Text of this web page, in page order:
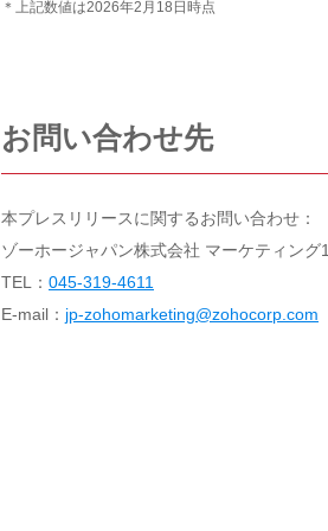
＊上記数値は2026年2月18日時点
お問い合わせ先
本プレスリリースに関するお問い合わせ：
ゾーホージャパン株式会社 マーケティング
TEL： 045-319-4611
E-mail： jp-zohomarketing@zohocorp.com